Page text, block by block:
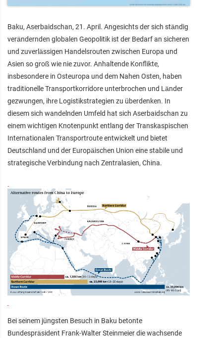
Baku, Aserbaidschan, 21. April. Angesichts der sich ständig
verändernden globalen Geopolitik ist der Bedarf an sicheren
und zuverlässigen Handelsrouten zwischen Europa und
Asien so groß wie nie zuvor. Anhaltende Konflikte,
insbesondere in Osteuropa und dem Nahen Osten, haben
traditionelle Transportkorridore unterbrochen und Länder
gezwungen, ihre Logistikstrategien zu überdenken. In
diesem sich wandelnden Umfeld hat sich Aserbaidschan zu
einem wichtigen Knotenpunkt entlang der Transkaspischen
Internationalen Transportroute entwickelt und bietet
Deutschland und der Europäischen Union eine stabile und
strategische Verbindung nach Zentralasien, China.
Bei seinem jüngsten Besuch in Baku betonte
Bundespräsident Frank-Walter Steinmeier die wachsende